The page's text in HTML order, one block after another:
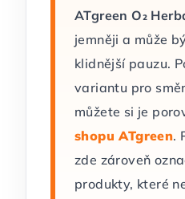
ATgreen O₂
jemněji a může
klidnější pauzu.
variantu pro
můžete si je
shopu ATgreen.
zde zároveň
produkty, které